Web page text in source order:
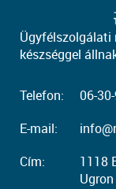
Ügyfélszolgálati
készséggel
Telefon:
06-
E-mail:
Cím:
1118